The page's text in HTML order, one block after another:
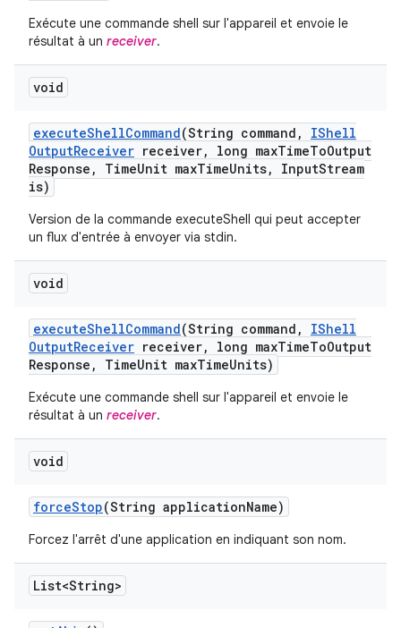
Exécute une commande shell sur l'appareil et envoie le
résultat à un receiver.
void
executeShellCommand(String command ,
IShell
OutputReceiver receiver, long maxTimeToOutput
Response , TimeUnit maxTimeUnits, InputStream
is)
Version de la commande executeShell qui peut accepter
un flux d'entrée à envoyer via stdin.
void
executeShellCommand(String command ,
IShell
OutputReceiver receiver, long maxTimeToOutput
Response , TimeUnit maxTimeUnits)
Exécute une commande shell sur l'appareil et envoie le
résultat à un receiver.
void
forceStop(String applicationName)
Forcez l'arrêt d'une application en indiquant son nom.
List<String>